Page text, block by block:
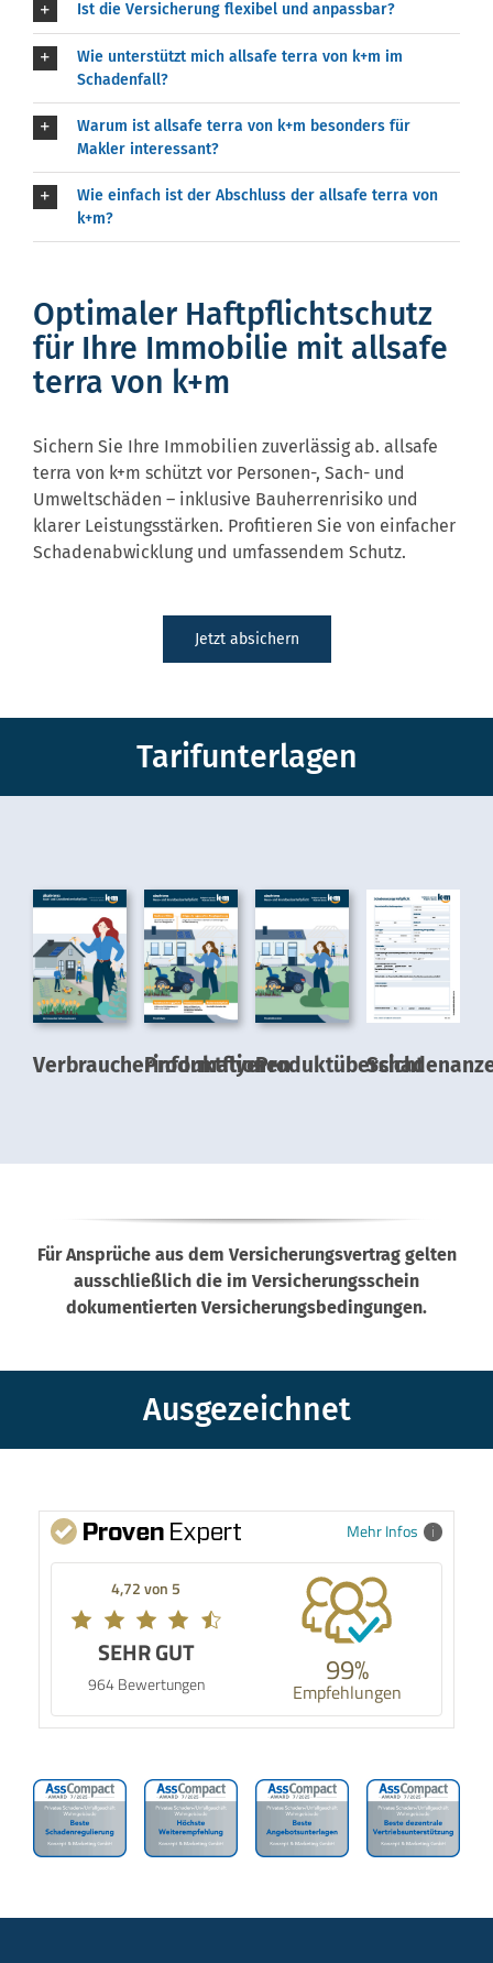
Ist die Versicherung flexibel und anpassbar?
Wie unterstützt mich allsafe terra von k+m im
Schadenfall?
Warum ist allsafe terra von k+m besonders für
Makler interessant?
Wie einfach ist der Abschluss der allsafe terra von
k+m?
Optimaler Haftpflichtschutz
für Ihre Immobilie mit allsafe
terra von k+m
Sichern Sie Ihre Immobilien zuverlässig ab. allsafe
terra von k+m schützt vor Personen-, Sach- und
Umweltschäden – inklusive Bauherrenrisiko und
klarer Leistungsstärken. Profitieren Sie von einfacher
Schadenabwicklung und umfassendem Schutz.
Jetzt absichern
Tarifunterlagen
Verbraucherinformationen
ProduktflyerProduktübersicht
Für Ansprüche aus dem Versicherungsvertrag gelten
ausschließlich die im Versicherungsschein
dokumentierten Versicherungsbedingungen.
Ausgezeichnet
Mehr Infos
4,72 von 5
SEHR GUT
964 Bewertungen 99%
Empfehlungen